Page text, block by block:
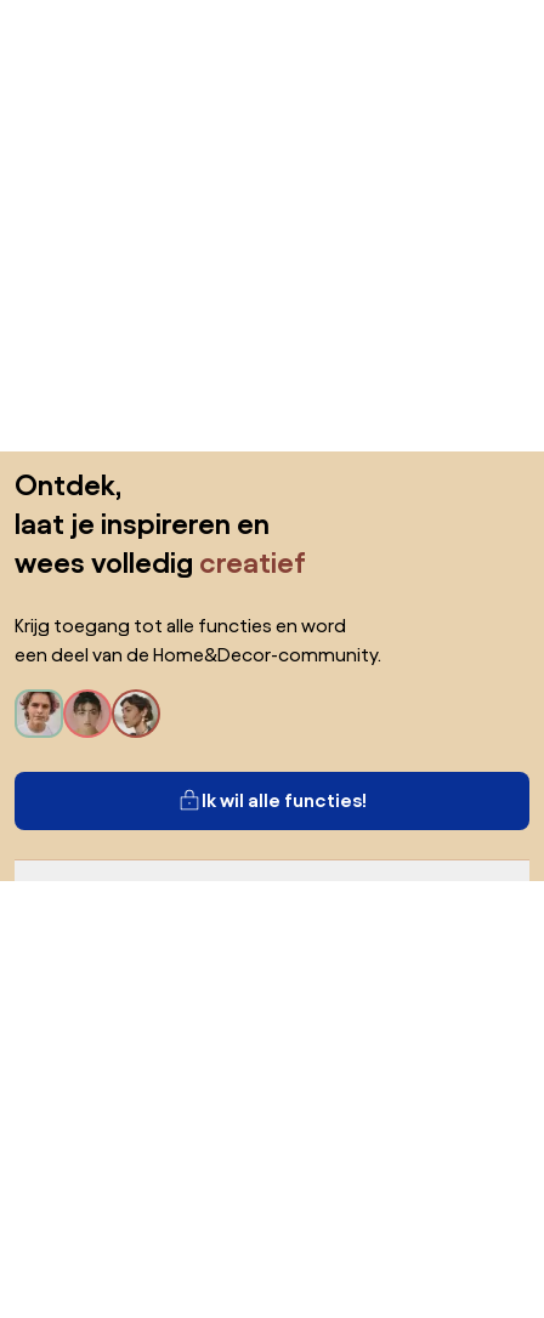
Ontdek,
laat je inspireren en
wees volledig creatief
Krijg toegang tot alle functies en word
een deel van de Home&Decor-community.
Ik wil alle functies!